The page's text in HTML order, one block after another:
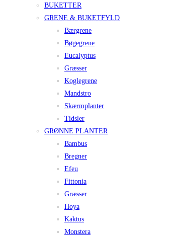
BUKETTER
GRENE & BUKETFYLD
Bærgrene
Bøgegrene
Eucalyptus
Græsser
Koglegrene
Mandstro
Skærmplanter
Tidsler
GRØNNE PLANTER
Bambus
Bregner
Efeu
Fittonia
Græsser
Hoya
Kaktus
Monstera